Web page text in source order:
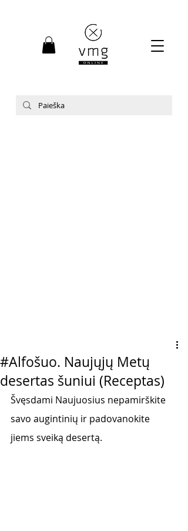
#Alfošuo. Naujųjų Metų
desertas šuniui (Receptas)
Švęsdami Naujuosius nepamirškite
savo augintinių ir padovanokite
jiems sveiką desertą.